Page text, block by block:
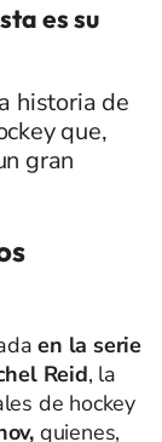
es su
historia de
que,
gran
en la serie
Reid, la
de hockey
quienes,